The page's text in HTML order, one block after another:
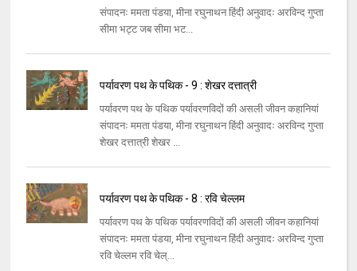
संपादनः ममता पंडया, मीना रघुनाथन हिंदी अनुवादः अरविन्द गुप्ता
सीमा भट्ट जब सीमा भट...
पर्यावरण पथ के पथिक - 9 : शेखर दत्तात्री
पर्यावरण पथ के पथिक पर्यावरणविदों की असली जीवन कहानियां
संपादनः ममता पंडया, मीना रघुनाथन हिंदी अनुवादः अरविन्द गुप्ता
शेखर दत्तात्री शेखर ...
पर्यावरण पथ के पथिक - 8 : रवि चेल्लम
पर्यावरण पथ के पथिक पर्यावरणविदों की असली जीवन कहानियां
संपादनः ममता पंडया, मीना रघुनाथन हिंदी अनुवादः अरविन्द गुप्ता
रवि चेल्लम रवि चेल्...